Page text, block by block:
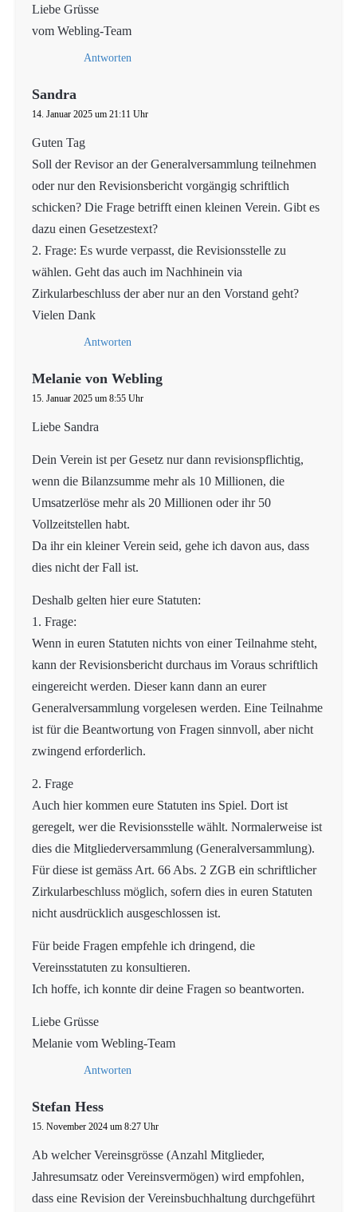
Liebe Grüsse
vom Webling-Team
Antworten
Sandra
14. Januar 2025 um 21:11 Uhr
Guten Tag
Soll der Revisor an der Generalversammlung teilnehmen
oder nur den Revisionsbericht vorgängig schriftlich
schicken? Die Frage betrifft einen kleinen Verein. Gibt es
dazu einen Gesetzestext?
2. Frage: Es wurde verpasst, die Revisionsstelle zu
wählen. Geht das auch im Nachhinein via
Zirkularbeschluss der aber nur an den Vorstand geht?
Vielen Dank
Antworten
Melanie von Webling
15. Januar 2025 um 8:55 Uhr
Liebe Sandra
Dein Verein ist per Gesetz nur dann revisionspflichtig,
wenn die Bilanzsumme mehr als 10 Millionen, die
Umsatzerlöse mehr als 20 Millionen oder ihr 50
Vollzeitstellen habt.
Da ihr ein kleiner Verein seid, gehe ich davon aus, dass
dies nicht der Fall ist.
Deshalb gelten hier eure Statuten:
1. Frage:
Wenn in euren Statuten nichts von einer Teilnahme steht,
kann der Revisionsbericht durchaus im Voraus schriftlich
eingereicht werden. Dieser kann dann an eurer
Generalversammlung vorgelesen werden. Eine Teilnahme
ist für die Beantwortung von Fragen sinnvoll, aber nicht
zwingend erforderlich.
2. Frage
Auch hier kommen eure Statuten ins Spiel. Dort ist
geregelt, wer die Revisionsstelle wählt. Normalerweise ist
dies die Mitgliederversammlung (Generalversammlung).
Für diese ist gemäss Art. 66 Abs. 2 ZGB ein schriftlicher
Zirkularbeschluss möglich, sofern dies in euren Statuten
nicht ausdrücklich ausgeschlossen ist.
Für beide Fragen empfehle ich dringend, die
Vereinsstatuten zu konsultieren.
Ich hoffe, ich konnte dir deine Fragen so beantworten.
Liebe Grüsse
Melanie vom Webling-Team
Antworten
Stefan Hess
15. November 2024 um 8:27 Uhr
Ab welcher Vereinsgrösse (Anzahl Mitglieder,
Jahresumsatz oder Vereinsvermögen) wird empfohlen,
dass eine Revision der Vereinsbuchhaltung durchgeführt